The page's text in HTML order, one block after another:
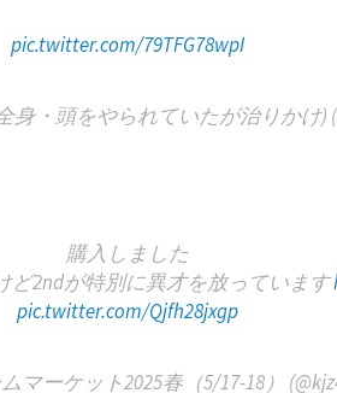
pic.twitter.com/79TFG78wpI
・頭をやられていたが治りかけ)
購入しました
ど2ndが特別に異才を放っています
pic.twitter.com/Qjfh28jxgp
マーケット2025春（5/17-18）